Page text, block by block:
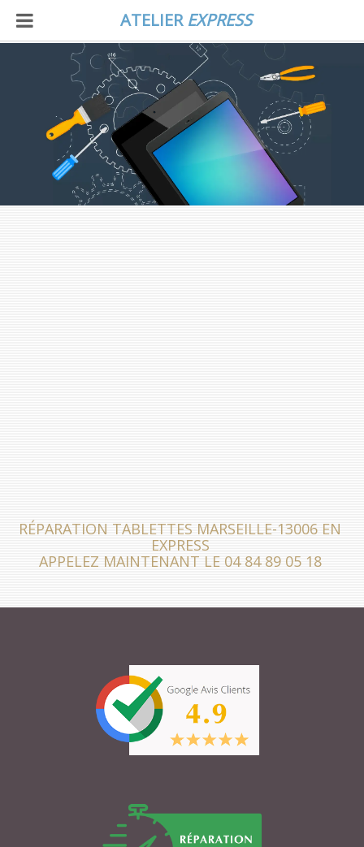
ATELIER EXPRESS
RÉPARATION TABLETTES MARSEILLE-13006 EN
EXPRESS
APPELEZ MAINTENANT LE 04 84 89 05 18